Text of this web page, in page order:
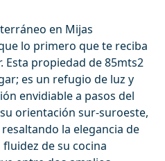
en Mijas
lo primero que te reciba
Esta propiedad de 85mts2
es un refugio de luz y
envidiable a pasos del
orientación sur-suroeste,
la elegancia de
de su cocina